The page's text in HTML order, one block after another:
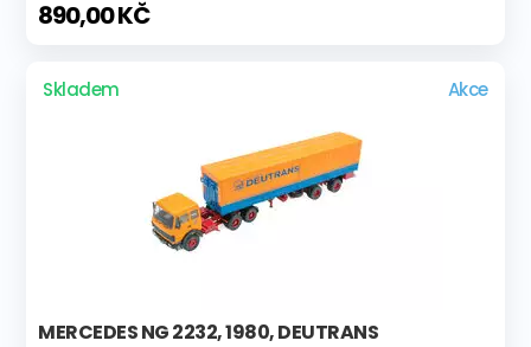
890,00 KČ
Skladem Akce
MERCEDES NG 2232, 1980, DEUTRANS